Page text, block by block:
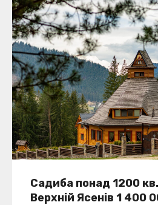
Садиба понад 1200
Верхній Ясенів 1 400